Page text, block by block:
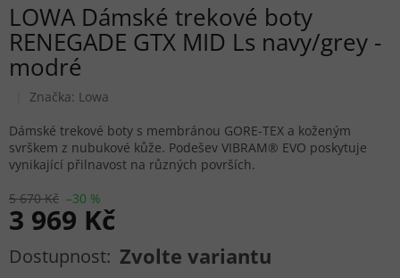
LOWA Dámské trekové boty
RENEGADE GTX MID Ls navy/grey -
modré
Značka: Lowa
5 670 Kč –30 %
3 969 Kč
Měrná cena: Zvolte variantu
Dámské trekové boty s membránou GORE-TEX a koženým
svrškem z nubukové kůže. Podešev VIBRAM® EVO poskytuje
vynikající přilnavost na různých površích.